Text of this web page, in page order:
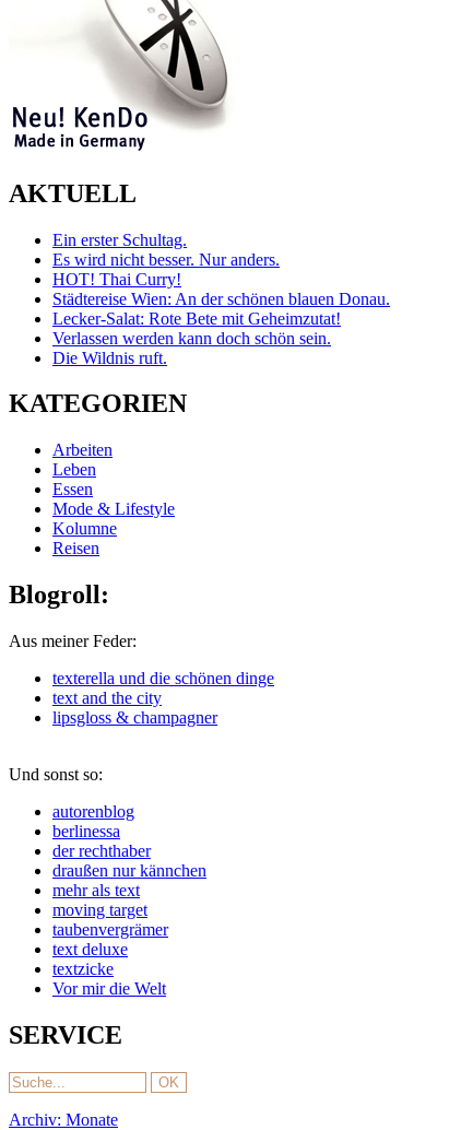
AKTUELL
Ein erster Schultag.
Es wird nicht besser. Nur anders.
HOT! Thai Curry!
Städtereise Wien: An der schönen blauen Donau.
Lecker-Salat: Rote Bete mit Geheimzutat!
Verlassen werden kann doch schön sein.
Die Wildnis ruft.
KATEGORIEN
Arbeiten
Leben
Essen
Mode & Lifestyle
Kolumne
Reisen
Blogroll:
Aus meiner Feder:
texterella und die schönen dinge
text and the city
lipsgloss & champagner
Und sonst so:
autorenblog
berlinessa
der rechthaber
draußen nur kännchen
mehr als text
moving target
taubenvergrämer
text deluxe
textzicke
Vor mir die Welt
SERVICE
Archiv: Monate